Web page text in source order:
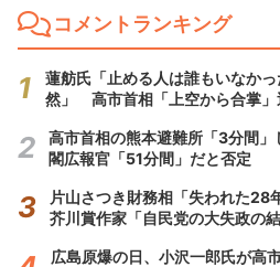
コメントランキング
蓮舫氏「止める人は誰もいなか
然」 高市首相「上空から合掌」
高市首相の熊本避難所「3分間
閣広報官「51分間」だと否定
片山さつき財務相「失われた
芥川賞作家「自民党の大失政の結
広島原爆の日、小沢一郎氏が高